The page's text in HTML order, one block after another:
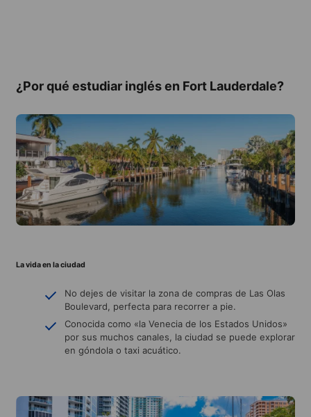
¿Por qué estudiar inglés en Fort Lauderdale?
La vida en la ciudad
No dejes de visitar la zona de compras de Las Olas
Boulevard, perfecta para recorrer a pie.
Conocida como «la Venecia de los Estados Unidos»
por sus muchos canales, la ciudad se puede explorar
en góndola o taxi acuático.